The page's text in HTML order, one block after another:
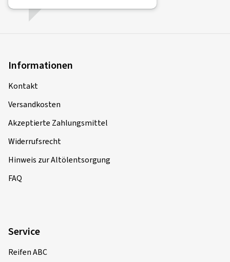
Informationen
Kontakt
Versandkosten
Akzeptierte Zahlungsmittel
Widerrufsrecht
Hinweis zur Altölentsorgung
FAQ
Service
Reifen ABC